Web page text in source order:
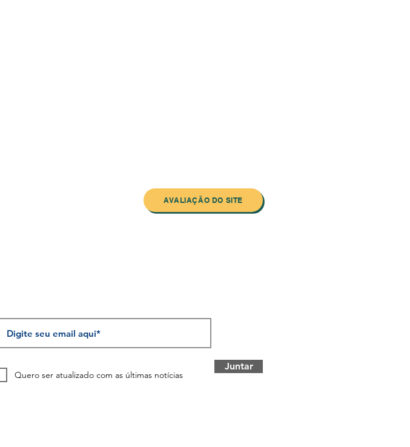
AVALIAÇÃO DO SITE
Quero ser atualizado com as últimas notícias
Juntar